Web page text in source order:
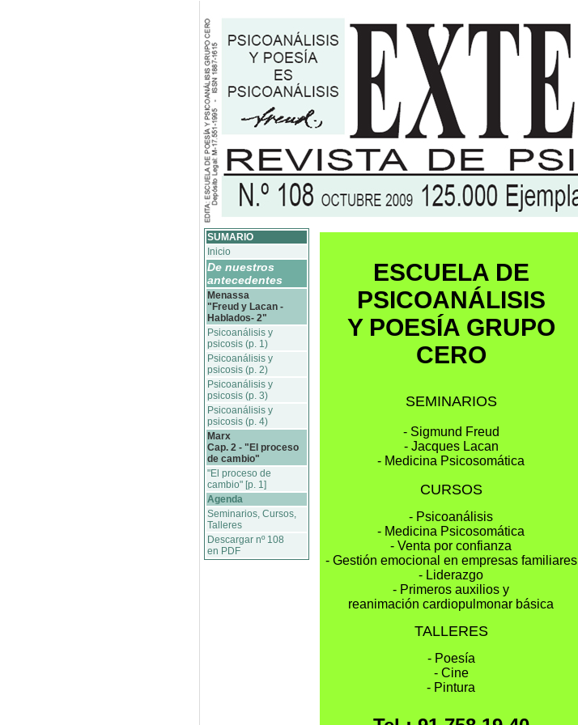
SUMARIO
Inicio
De nuestros
antecedentes
Menassa
"Freud y Lacan -
Hablados- 2"
Psicoanálisis y
psicosis (p. 1)
Psicoanálisis y
psicosis (p. 2)
Psicoanálisis y
psicosis (p. 3)
Psicoanálisis y
psicosis (p. 4)
Marx
Cap. 2 - "El proceso
de cambio"
"El proceso de
cambio" [p. 1]
Agenda
Seminarios, Cursos,
Talleres
Descargar nº 108
en PDF
ESCUELA DE
PSICOANÁLISIS
Y POESÍA GRUPO
CERO
SEMINARIOS
- Sigmund Freud
- Jacques Lacan
- Medicina Psicosomática
CURSOS
- Psicoanálisis
- Medicina Psicosomática
- Venta por confianza
- Gestión emocional en empresas familiares
- Liderazgo
- Primeros auxilios y
reanimación cardiopulmonar básica
TALLERES
- Poesía
- Cine
- Pintura